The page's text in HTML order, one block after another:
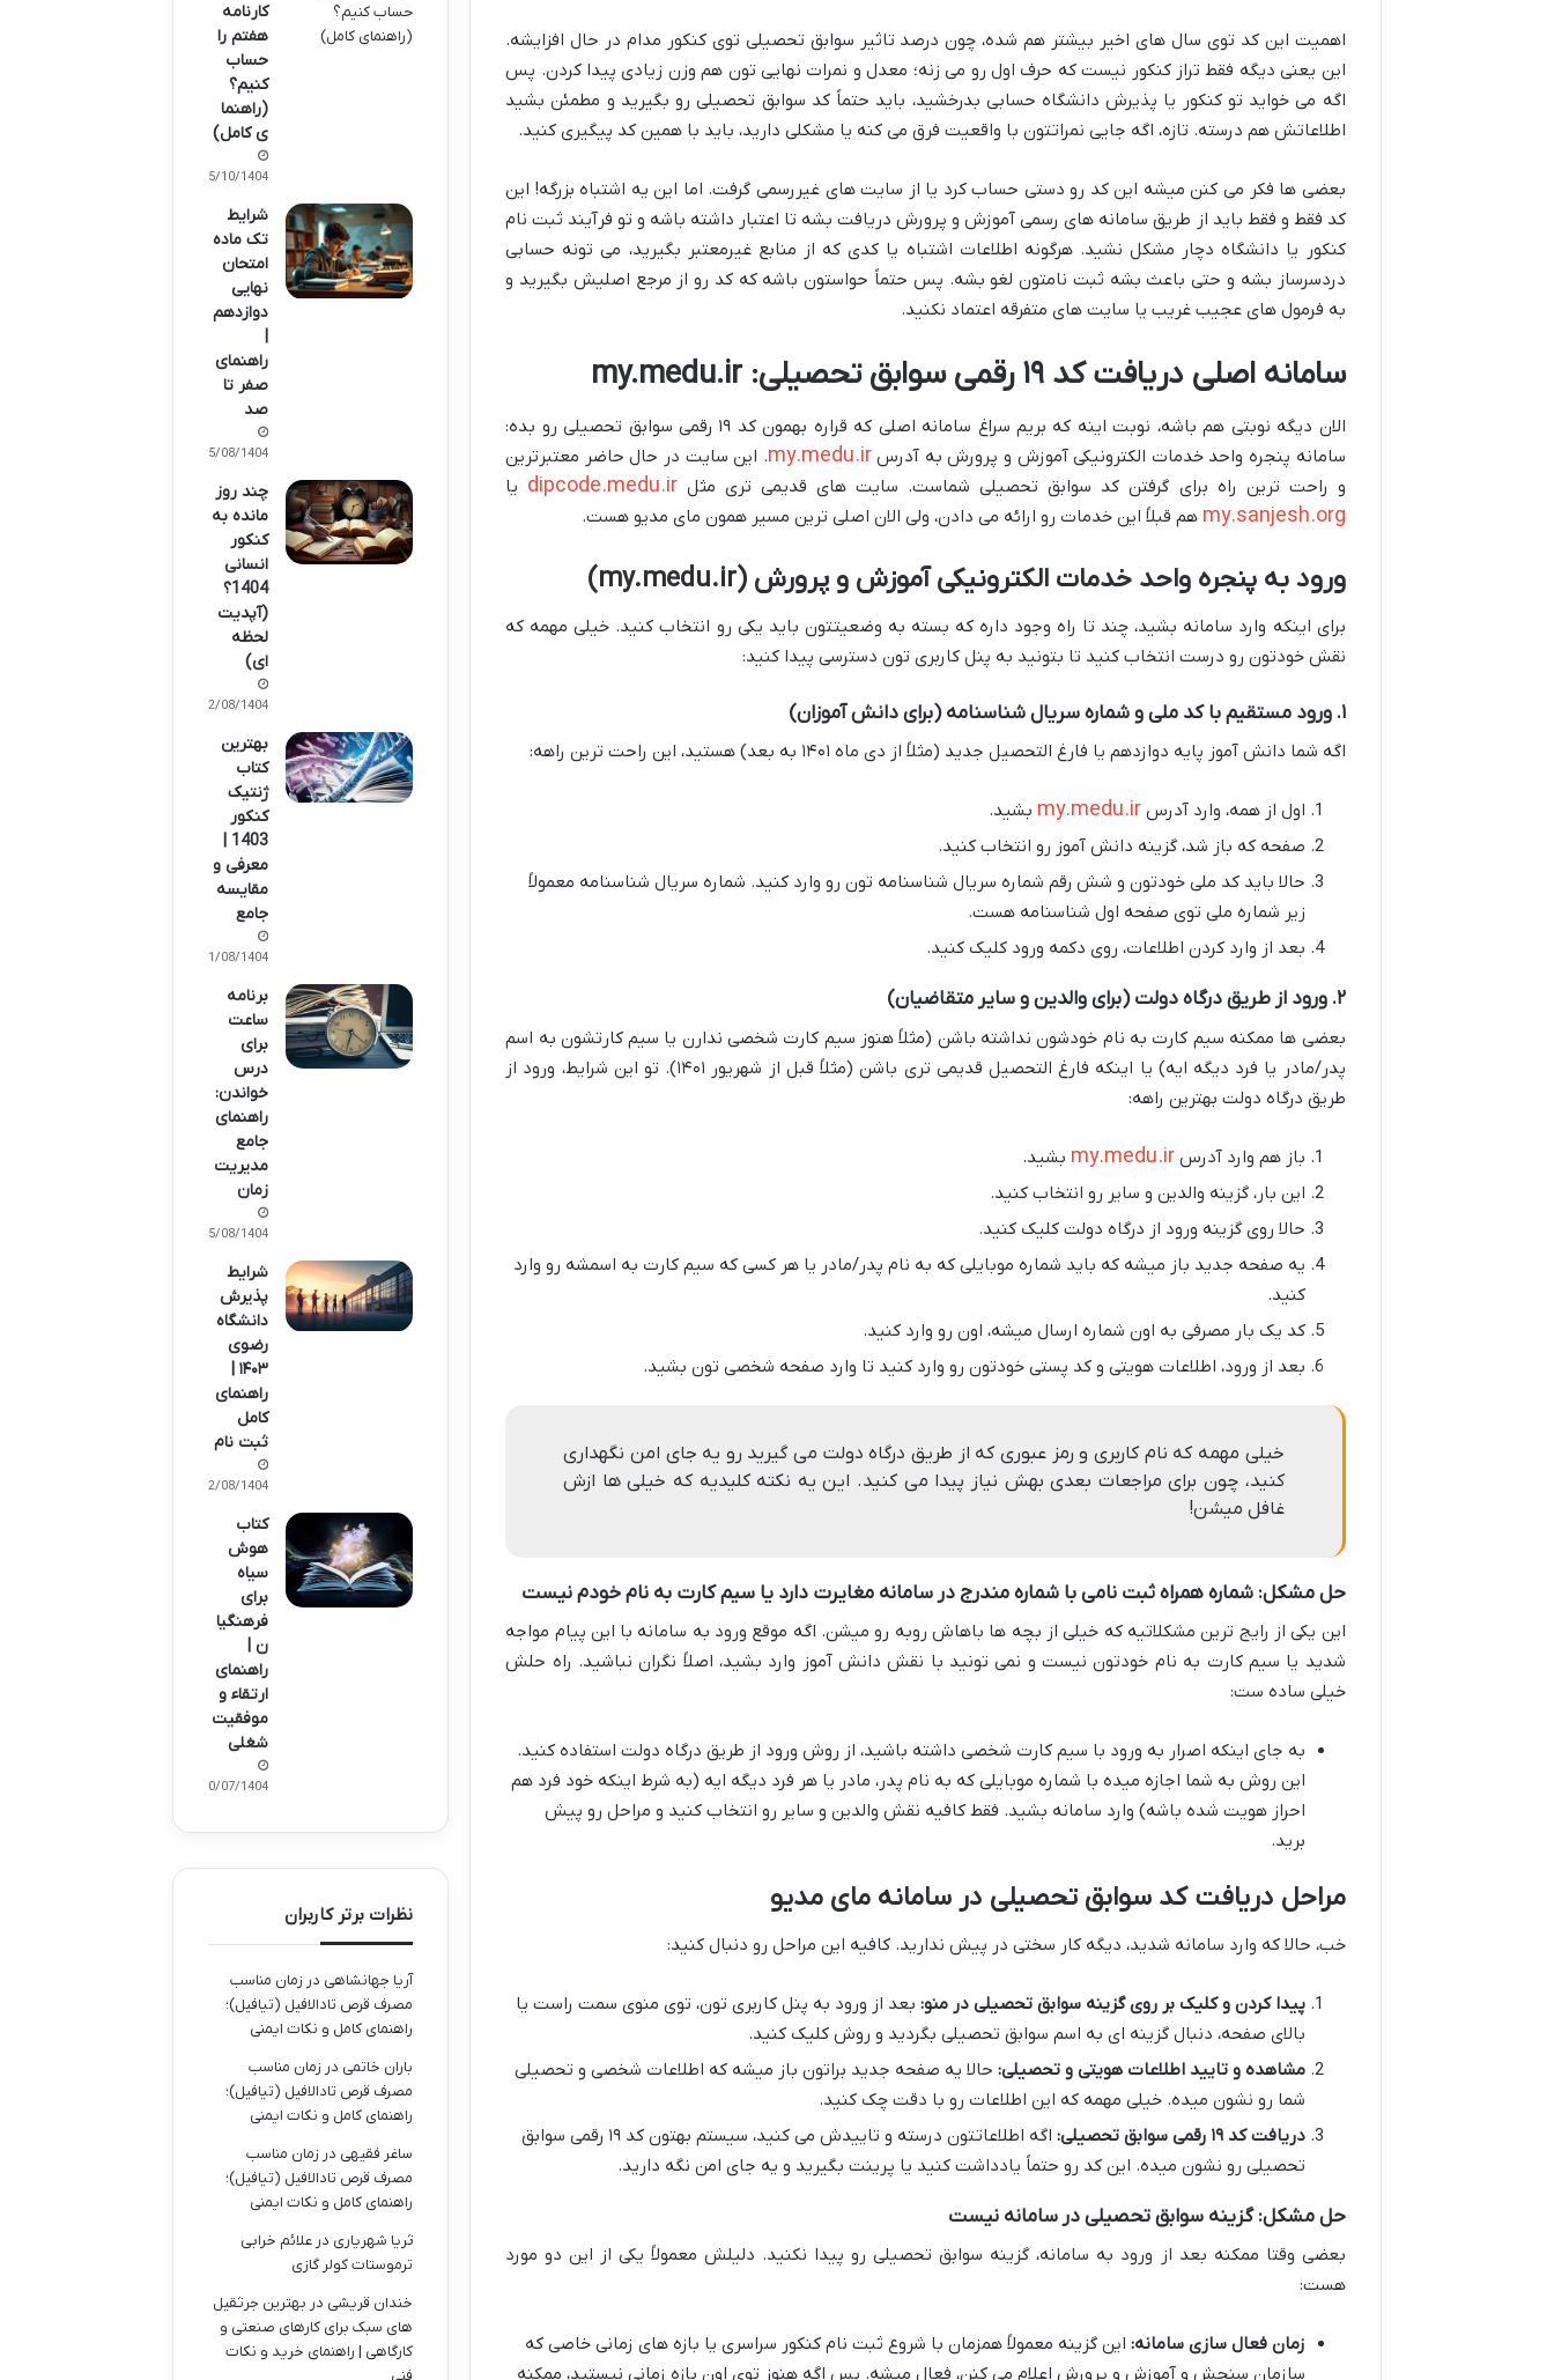
اهمیت این کد توی سال های اخیر بیشتر هم شده، چون درصد تاثیر سوابق تحصیلی توی کنکور مدام در حال افزایشه.
این یعنی دیگه فقط تراز کنکور نیست که حرف اول رو می زنه؛ معدل و نمرات نهایی تون هم وزن زیادی پیدا کردن. پس
اگه می خواید تو کنکور یا پذیرش دانشگاه حسابی بدرخشید، باید حتماً کد سوابق تحصیلی رو بگیرید و مطمئن بشید
اطلاعاتش هم درسته. تازه، اگه جایی نمراتتون با واقعیت فرق می کنه یا مشکلی دارید، باید با همین کد پیگیری کنید.
بعضی ها فکر می کنن میشه این کد رو دستی حساب کرد یا از سایت های غیررسمی گرفت. اما این یه اشتباه بزرگه! این
کد فقط و فقط باید از طریق سامانه های رسمی آموزش و پرورش دریافت بشه تا اعتبار داشته باشه و تو فرآیند ثبت نام
کنکور یا دانشگاه دچار مشکل نشید. هرگونه اطلاعات اشتباه یا کدی که از منابع غیرمعتبر بگیرید، می تونه حسابی
دردسرساز بشه و حتی باعث بشه ثبت نامتون لغو بشه. پس حتماً حواستون باشه که کد رو از مرجع اصلیش بگیرید و
به فرمول های عجیب غریب یا سایت های متفرقه اعتماد نکنید.
سامانه اصلی دریافت کد ۱۹ رقمی سوابق تحصیلی: my.medu.ir
الان دیگه نوبتی هم باشه، نوبت اینه که بریم سراغ سامانه اصلی که قراره بهمون کد ۱۹ رقمی سوابق تحصیلی رو بده:
سامانه پنجره واحد خدمات الکترونیکی آموزش و پرورش به آدرسmy.medu.ir. این سایت در حال حاضر معتبرترین
و راحت ترین راه برای گرفتن کد سوابق تحصیلی شماست. سایت های قدیمی تری مثل dipcode.medu.ir یا
my.sanjesh.org هم قبلاً این خدمات رو ارائه می دادن، ولی الان اصلی ترین مسیر همون مای مدیو هست.
ورود به پنجره واحد خدمات الکترونیکی آموزش و پرورش (my.medu.ir)
برای اینکه وارد سامانه بشید، چند تا راه وجود داره که بسته به وضعیتتون باید یکی رو انتخاب کنید. خیلی مهمه که
نقش خودتون رو درست انتخاب کنید تا بتونید به پنل کاربری تون دسترسی پیدا کنید:
۱. ورود مستقیم با کد ملی و شماره سریال شناسنامه (برای دانش آموزان)
اگه شما دانش آموز پایه دوازدهم یا فارغ التحصیل جدید (مثلاً از دی ماه ۱۴۰۱ به بعد) هستید، این راحت ترین راهه:
اول از همه، وارد آدرسmy.medu.ir بشید.
صفحه که باز شد، گزینه دانش آموز رو انتخاب کنید.
حالا باید کد ملی خودتون و شش رقم شماره سریال شناسنامه تون رو وارد کنید. شماره سریال شناسنامه معمولاً
زیر شماره ملی توی صفحه اول شناسنامه هست.
بعد از وارد کردن اطلاعات، روی دکمه ورود کلیک کنید.
۲. ورود از طریق درگاه دولت (برای والدین و سایر متقاضیان)
بعضی ها ممکنه سیم کارت به نام خودشون نداشته باشن (مثلاً هنوز سیم کارت شخصی ندارن یا سیم کارتشون به اسم
پدر/مادر یا فرد دیگه ایه) یا اینکه فارغ التحصیل قدیمی تری باشن (مثلاً قبل از شهریور ۱۴۰۱). تو این شرایط، ورود از
طریق درگاه دولت بهترین راهه:
باز هم وارد آدرسmy.medu.ir بشید.
این بار، گزینه والدین و سایر رو انتخاب کنید.
حالا روی گزینه ورود از درگاه دولت کلیک کنید.
یه صفحه جدید باز میشه که باید شماره موبایلی که به نام پدر/مادر یا هر کسی که سیم کارت به اسمشه رو وارد
کنید.
کد یک بار مصرفی به اون شماره ارسال میشه، اون رو وارد کنید.
بعد از ورود، اطلاعات هویتی و کد پستی خودتون رو وارد کنید تا وارد صفحه شخصی تون بشید.
خیلی مهمه که نام کاربری و رمز عبوری که از طریق درگاه دولت می گیرید رو یه جای امن نگهداری
کنید، چون برای مراجعات بعدی بهش نیاز پیدا می کنید. این یه نکته کلیدیه که خیلی ها ازش
غافل میشن!
حل مشکل: شماره همراه ثبت نامی با شماره مندرج در سامانه مغایرت دارد یا سیم کارت به نام خودم نیست
این یکی از رایج ترین مشکلاتیه که خیلی از بچه ها باهاش روبه رو میشن. اگه موقع ورود به سامانه با این پیام مواجه
شدید یا سیم کارت به نام خودتون نیست و نمی تونید با نقش دانش آموز وارد بشید، اصلاً نگران نباشید. راه حلش
خیلی ساده ست:
به جای اینکه اصرار به ورود با سیم کارت شخصی داشته باشید، از روش ورود از طریق درگاه دولت استفاده کنید.
این روش به شما اجازه میده با شماره موبایلی که به نام پدر، مادر یا هر فرد دیگه ایه (به شرط اینکه خود فرد هم
احراز هویت شده باشه) وارد سامانه بشید. فقط کافیه نقش والدین و سایر رو انتخاب کنید و مراحل رو پیش
برید.
مراحل دریافت کد سوابق تحصیلی در سامانه مای مدیو
خب، حالا که وارد سامانه شدید، دیگه کار سختی در پیش ندارید. کافیه این مراحل رو دنبال کنید:
پیدا کردن و کلیک بر روی گزینه سوابق تحصیلی در منو: بعد از ورود به پنل کاربری تون، توی منوی سمت راست یا
بالای صفحه، دنبال گزینه ای به اسم سوابق تحصیلی بگردید و روش کلیک کنید.
مشاهده و تایید اطلاعات هویتی و تحصیلی: حالا یه صفحه جدید براتون باز میشه که اطلاعات شخصی و تحصیلی
شما رو نشون میده. خیلی مهمه که این اطلاعات رو با دقت چک کنید.
دریافت کد ۱۹ رقمی سوابق تحصیلی:
اگه اطلاعاتتون درسته و تاییدش می کنید، سیستم بهتون کد ۱۹ رقمی سوابق
تحصیلی رو نشون میده. این کد رو حتماً یادداشت کنید یا پرینت بگیرید و یه جای امن نگه دارید.
حل مشکل: گزینه سوابق تحصیلی در سامانه نیست
بعضی وقتا ممکنه بعد از ورود به سامانه، گزینه سوابق تحصیلی رو پیدا نکنید. دلیلش معمولاً یکی از این دو مورد
هست:
زمان فعال سازی سامانه: این گزینه معمولاً همزمان با شروع ثبت نام کنکور سراسری یا بازه های زمانی خاصی که
سازمان سنجش و آموزش و پرورش اعلام می کنن، فعال میشه. پس اگه هنوز توی اون بازه زمانی نیستید، ممکنه
کارنامه
هفتم را
حساب
کنیم؟
(راهنما
ی کامل)
15/10/1404
شرایط
تک ماده
امتحان
نهایی
دوازدهم
|
راهنمای
صفر تا
صد
25/08/1404
چند روز
مانده به
کنکور
انسانی
1404؟
(آپدیت
لحظه
ای)
12/08/1404
بهترین
کتاب
ژنتیک
کنکور
1403 |
معرفی و
مقایسه
جامع
11/08/1404
برنامه
ساعت
برای
درس
خواندن:
راهنمای
جامع
مدیریت
زمان
05/08/1404
شرایط
پذیرش
دانشگاه
رضوی
۱۴۰۳ |
راهنمای
کامل
ثبت نام
02/08/1404
کتاب
هوش
سیاه
برای
فرهنگیا
ن |
راهنمای
ارتقاء و
موفقیت
شغلی
30/07/1404
نظرات برتر کاربران
آریا جهانشاهی در زمان مناسب
مصرف قرص تادالافیل (تیافیل)؛
راهنمای کامل و نکات ایمنی
باران خاتمی در زمان مناسب
مصرف قرص تادالافیل (تیافیل)؛
راهنمای کامل و نکات ایمنی
ساغر فقیهی در زمان مناسب
مصرف قرص تادالافیل (تیافیل)؛
راهنمای کامل و نکات ایمنی
ثریا شهریاری در علائم خرابی
ترموستات کولر گازی
خندان قریشی در بهترین جرثقیل
های سبک برای کارهای صنعتی و
کارگاهی | راهنمای خرید و نکات
فنی